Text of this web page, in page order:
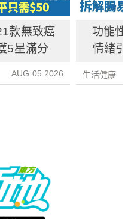
款無致癌
5星滿分
AUG 05 2026
功能性
情緒引
生活健康